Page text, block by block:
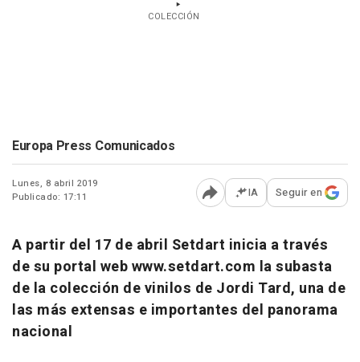
COLECCIÓN
Europa Press Comunicados
Lunes, 8 abril 2019
Publicado: 17:11
Abrir opciones para
IA Seguir en
A partir del 17 de abril Setdart inicia a través
de su portal web www.setdart.com la subasta
de la colección de vinilos de Jordi Tard, una de
las más extensas e importantes del panorama
nacional